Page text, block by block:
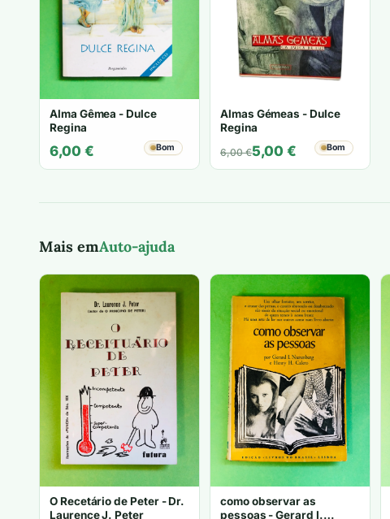
Alma Gêmea - Dulce
Regina
6,00 € Bom
Almas Gémeas - Dulce
Regina
6,00€
O
preço
5,00 €
O
preço
Bom
Mais emAuto-ajuda
O Recetário de Peter - Dr.
Laurence J. Peter
como observar as
pessoas - Gerard I.